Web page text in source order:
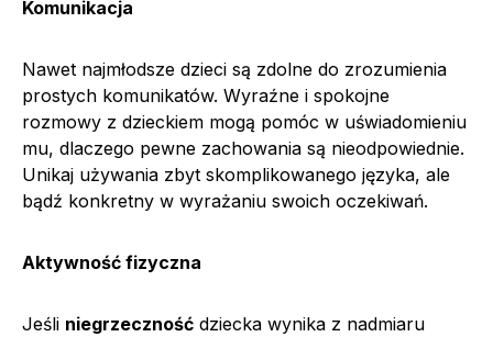
Komunikacja
Nawet najmłodsze dzieci są zdolne do zrozumienia
prostych komunikatów. Wyraźne i spokojne
rozmowy z dzieckiem mogą pomóc w uświadomieniu
mu, dlaczego pewne zachowania są nieodpowiednie.
Unikaj używania zbyt skomplikowanego języka, ale
bądź konkretny w wyrażaniu swoich oczekiwań.
Aktywność fizyczna
Jeśli niegrzeczność dziecka wynika z nadmiaru